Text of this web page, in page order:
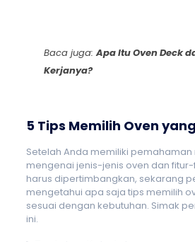
Baca juga:Apa Itu Oven Deck
Kerjanya?
5 Tips Memilih Oven
Setelah Anda memiliki
mengenai jenis-jenis oven dan
harus dipertimbangkan, sekarang
mengetahui apa saja tips memilih
sesuai dengan kebutuhan. Simak
ini.